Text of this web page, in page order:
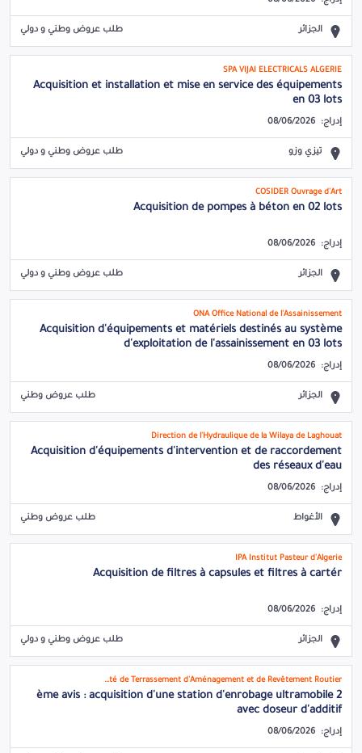
الجزائر طلب عروض وطني و دولي
SPA VIJAI ELECTRICALS ALGERIE
Acquisition et installation et mise en service des équipements
en 03 lots
إدراج: 08/06/2026
تيزي وزو طلب عروض وطني و دولي
COSIDER Ouvrage d'Art
Acquisition de pompes à béton en 02 lots
إدراج: 08/06/2026
الجزائر طلب عروض وطني و دولي
ONA Office National de l'Assainissement
Acquisition d'équipements et matériels destinés au système
d'exploitation de l'assainissement en 03 lots
إدراج: 08/06/2026
الجزائر طلب عروض وطني
Direction de l'Hydraulique de la Wilaya de Laghouat
Acquisition d'équipements d'intervention et de raccordement
des réseaux d'eau
إدراج: 08/06/2026
الأغواط طلب عروض وطني
IPA Institut Pasteur d'Algerie
Acquisition de filtres à capsules et filtres à cartér
إدراج: 08/06/2026
الجزائر طلب عروض وطني و دولي
STARR Société de Terrassement d'Aménagement et de Revêtement Routier
2 ème avis : acquisition d'une station d'enrobage ultramobile
avec doseur d'additif
إدراج: 08/06/2026